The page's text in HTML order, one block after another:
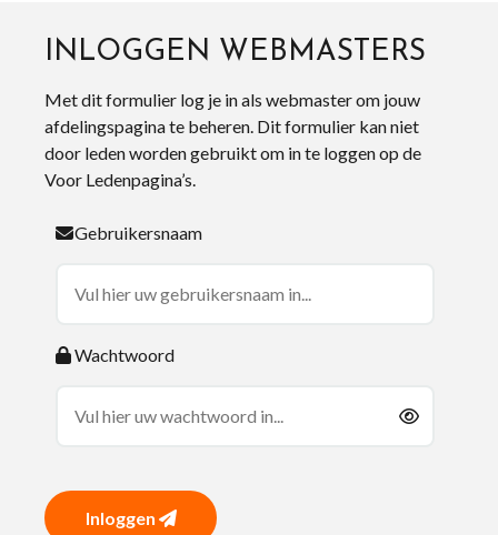
INLOGGEN WEBMASTERS
Met dit formulier log je in als webmaster om jouw
afdelingspagina te beheren. Dit formulier kan niet
door leden worden gebruikt om in te loggen op de
Voor Ledenpagina’s.
Gebruikersnaam
Wachtwoord
Inloggen